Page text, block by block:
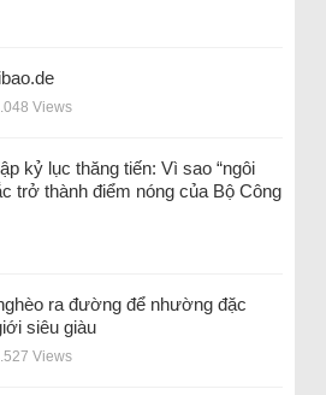
Views
kỷ lục thăng tiến: Vì sao “ngôi
trở thành điểm nóng của Bộ Công
ra đường để nhường đặc
siêu giàu
Views